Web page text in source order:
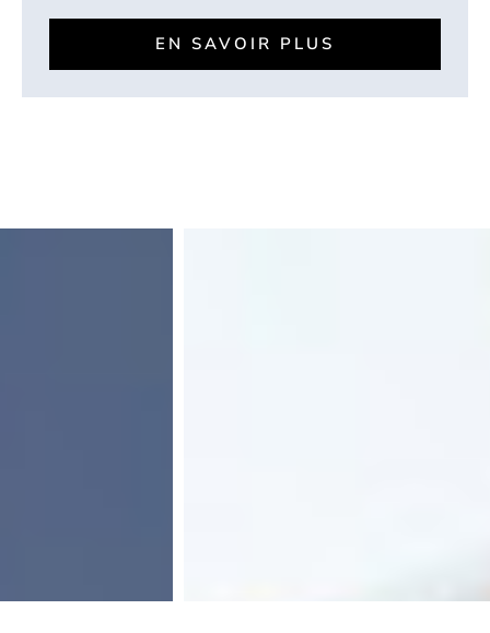
EN SAVOIR PLUS